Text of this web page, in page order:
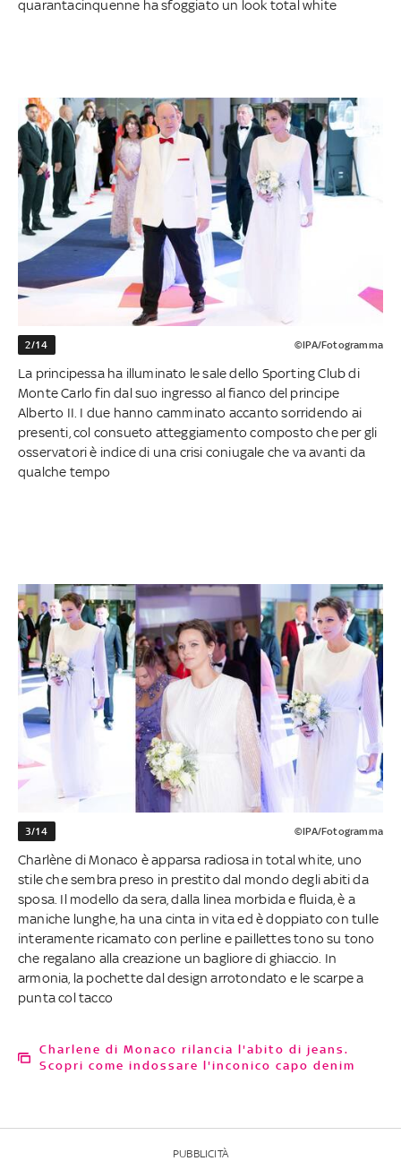
quarantacinquenne ha sfoggiato un look total white
2/14 ©IPA/Fotogramma
La principessa ha illuminato le sale dello Sporting Club di
Monte Carlo fin dal suo ingresso al fianco del principe
Alberto II. I due hanno camminato accanto sorridendo ai
presenti, col consueto atteggiamento composto che per gli
osservatori è indice di una crisi coniugale che va avanti da
qualche tempo
3/14 ©IPA/Fotogramma
Charlène di Monaco è apparsa radiosa in total white, uno
stile che sembra preso in prestito dal mondo degli abiti da
sposa. Il modello da sera, dalla linea morbida e fluida, è a
maniche lunghe, ha una cinta in vita ed è doppiato con tulle
interamente ricamato con perline e paillettes tono su tono
che regalano alla creazione un bagliore di ghiaccio. In
armonia, la pochette dal design arrotondato e le scarpe a
punta col tacco
Charlene di Monaco rilancia l'abito di jeans.
Scopri come indossare l'inconico capo denim
PUBBLICITÀ